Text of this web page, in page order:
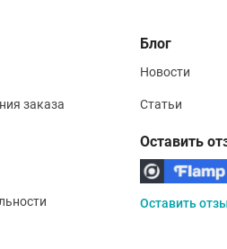
заказа
Блог
Новости
Статьи
Оставить
Оставить